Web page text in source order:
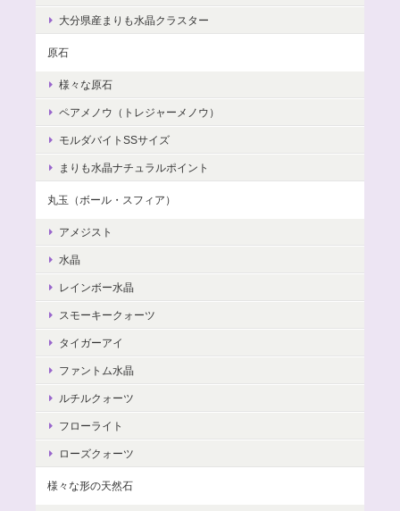
大分県産まりも水晶クラスター
原石
様々な原石
ペアメノウ（トレジャーメノウ）
モルダバイトSSサイズ
まりも水晶ナチュラルポイント
丸玉（ボール・スフィア）
アメジスト
水晶
レインボー水晶
スモーキークォーツ
タイガーアイ
ファントム水晶
ルチルクォーツ
フローライト
ローズクォーツ
様々な形の天然石